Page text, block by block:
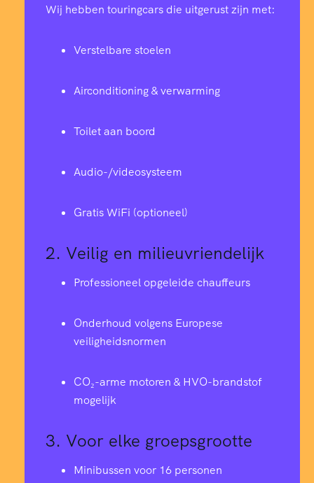
Wij hebben touringcars die uitgerust zijn met:
Verstelbare stoelen
Airconditioning & verwarming
Toilet aan boord
Audio-/videosysteem
Gratis WiFi (optioneel)
2. Veilig en milieuvriendelijk
Professioneel opgeleide chauffeurs
Onderhoud volgens Europese
veiligheidsnormen
CO₂-arme motoren & HVO-brandstof
mogelijk
3. Voor elke groepsgrootte
Minibussen voor 16 personen